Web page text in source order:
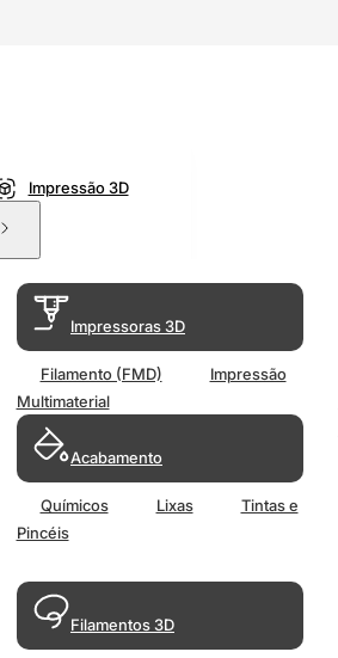
Impressão 3D
Impressoras 3D
Filamento (FMD)
Impressão
Multimaterial
Acabamento
Químicos Lixas
Tintas e
Pincéis
Filamentos 3D